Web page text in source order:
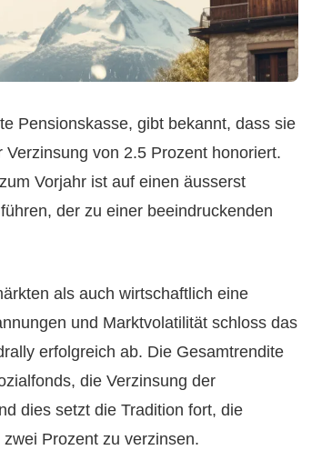
Pensionskasse, gibt bekannt, dass sie
von 2.5 Prozent honoriert.
Vorjahr ist auf einen äusserst
der zu einer beeindruckenden
als auch wirtschaftlich eine
und Marktvolatilität schloss das
erfolgreich ab. Die Gesamtrendite
die Verzinsung der
dies setzt die Tradition fort, die
Prozent zu verzinsen.